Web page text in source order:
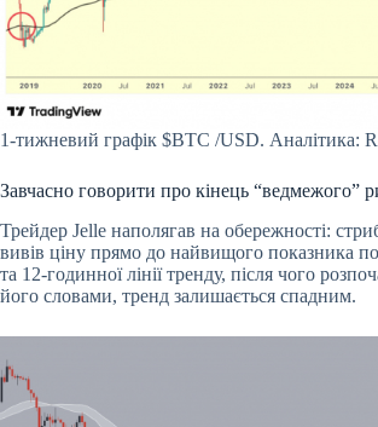
1-тижневий графік $BTC /USD. Аналітика:
Завчасно говорити про кінець “ведмежого”
Трейдер Jelle наполягав на обережності:
вивів ціну прямо до найвищого показника
та 12-годинної лінії тренду, після чого
його словами, тренд залишається спадним.